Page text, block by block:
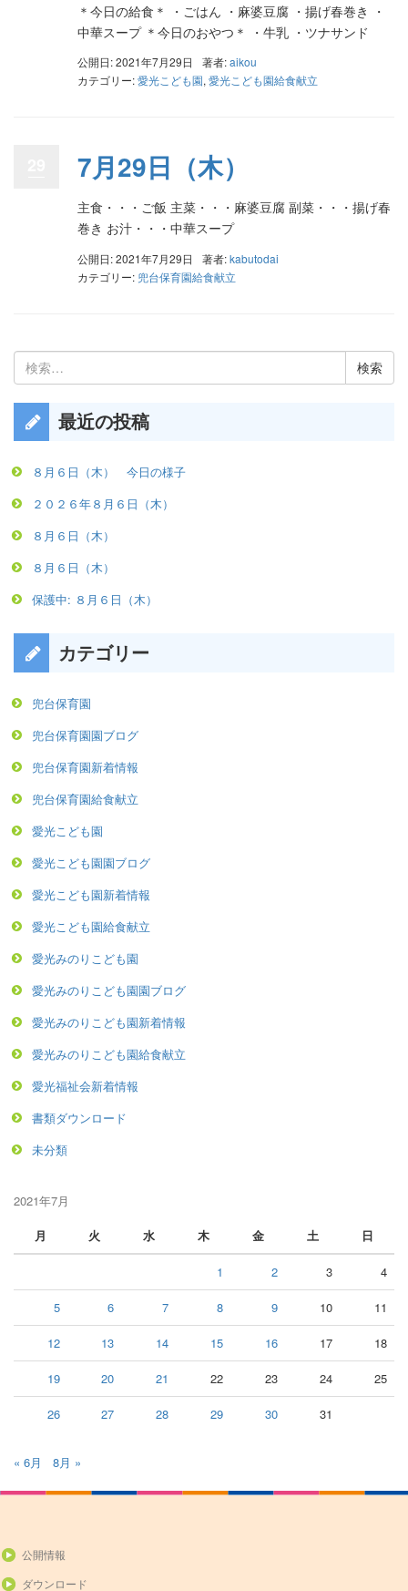
＊今日の給食＊ ・ごはん ・麻婆豆腐 ・揚げ春巻き ・
中華スープ ＊今日のおやつ＊ ・牛乳 ・ツナサンド
公開日: 2021年7月29日 著者:aikou
カテゴリー:愛光こども園, 愛光こども園給食献立
7月29日（木）
主食・・・ご飯 主菜・・・麻婆豆腐 副菜・・・揚げ春
巻き お汁・・・中華スープ
公開日: 2021年7月29日 著者:kabutodai
カテゴリー: 兜台保育園給食献立
検
索:
最近の投稿
８月６日（木） 今日の様子
２０２６年８月６日（木）
８月６日（木）
８月６日（木）
保護中: ８月６日（木）
カテゴリー
兜台保育園
兜台保育園園ブログ
兜台保育園新着情報
兜台保育園給食献立
愛光こども園
愛光こども園園ブログ
愛光こども園新着情報
愛光こども園給食献立
愛光みのりこども園
愛光みのりこども園園ブログ
愛光みのりこども園新着情報
愛光みのりこども園給食献立
愛光福祉会新着情報
書類ダウンロード
未分類
2021年7月
月
火 水 木 金 土 日
1 2 3 4
5 6 7 8 9 10 11
12 13 14 15 16 17 18
19 20 21 22 23 24 25
26 27 28 29 30 31
« 6月 8月 »
公開情報
ダウンロード